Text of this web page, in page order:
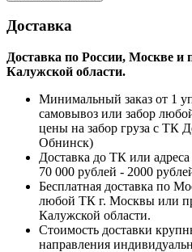
Доставка
Доставка по России, Москве
Калужской области.
Минимальный заказ от 1
самовывоз или забор
цены на забор груза с ТК
Обнинск)
Доставка до ТК или
70 000 рублей - 2000
Бесплатная доставка по
любой ТК г. Москвы или
Калужской области.
Стоимость доставки
направления